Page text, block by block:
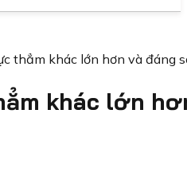
thẳm khác lớn hơn và đáng
khác lớn